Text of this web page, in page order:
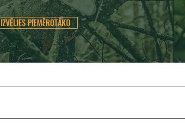
IZVĒLIES PIEMĒROTĀKO